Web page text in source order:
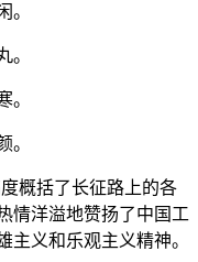
概括了长征路上的各
情洋溢地赞扬了中国工
主义和乐观主义精神。